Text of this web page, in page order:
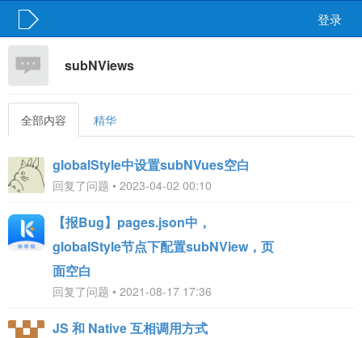
登录
subNViews
全部内容 精华
globalStyle中设置subNVues空白
回复了问题 • 2023-04-02 00:10
【报Bug】pages.json中，
globalStyle节点下配置subNView，页
面空白
回复了问题 • 2021-08-17 17:36
JS 和 Native 互相调用方式